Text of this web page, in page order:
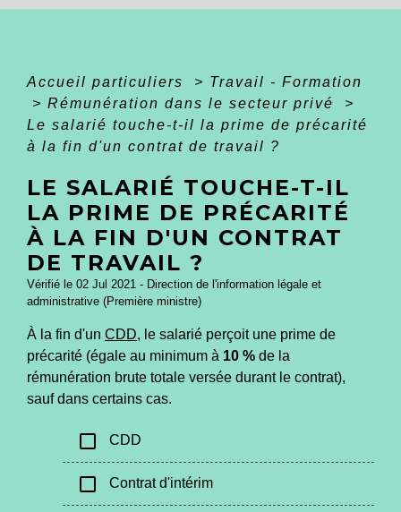
Accueil particuliers > Travail - Formation
> Rémunération dans le secteur privé
>
Le salarié touche-t-il la prime de précarité
à la fin d'un contrat de travail ?
LE SALARIÉ TOUCHE-T-IL
LA PRIME DE PRÉCARITÉ
À LA FIN D'UN CONTRAT
DE TRAVAIL ?
Vérifié le 02 Jul 2021 - Direction de l'information légale et
administrative (Première ministre)
À la fin d'un CDD, le salarié perçoit une prime de
précarité (égale au minimum à 10 % de la
rémunération brute totale versée durant le contrat),
sauf dans certains cas.
check_box_outline_blank CDD
check_box_outline_blank Contrat d'intérim